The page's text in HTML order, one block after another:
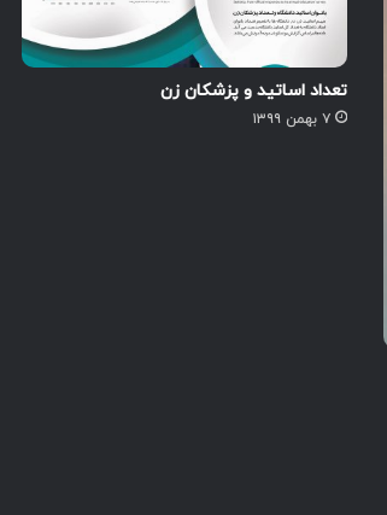
تعداد اساتید و پزشکان زن
۷ بهمن ۱۳۹۹